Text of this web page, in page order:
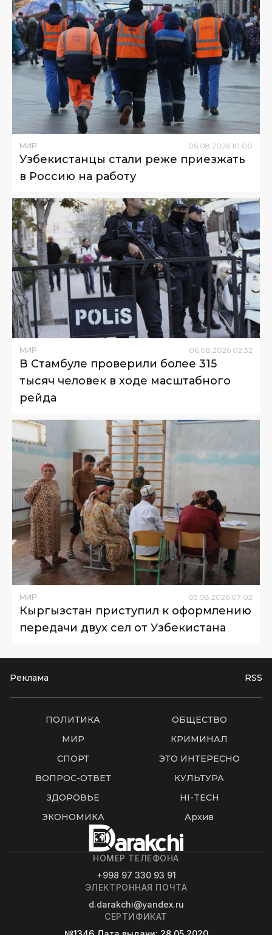
МИР 06.08.2026 10:00
Узбекистанцы стали реже приезжать
в Россию на работу
МИР 06 08 2026 02:32
В Стамбуле проверили более 315
тысяч человек в ходе масштабного
рейда
МИР 05 08 2026 07:02
Кыргызстан приступил к оформлению
передачи двух сел от Узбекистана
Реклама RSS
ПОЛИТИКА
ОБЩЕСТВО
МИР
КРИМИНАЛ
СПОРТ
ЭТО ИНТЕРЕСНО
ВОПРОС-ОТВЕТ
КУЛЬТУРА
ЗДОРОВЬЕ
HI-TECH
ЭКОНОМИКА
Архив
НОМЕР ТЕЛЕФОНА
+998 97 330 93 91
ЭЛЕКТРОННАЯ ПОЧТА
d.darakchi@yandex.ru
СЕРТИФИКАТ